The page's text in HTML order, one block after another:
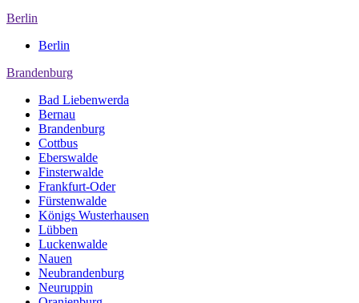
Berlin
Berlin
Brandenburg
Bad Liebenwerda
Bernau
Brandenburg
Cottbus
Eberswalde
Finsterwalde
Frankfurt-Oder
Fürstenwalde
Königs Wusterhausen
Lübben
Luckenwalde
Nauen
Neubrandenburg
Neuruppin